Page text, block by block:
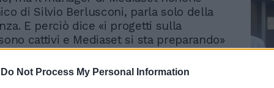
Do Not Process My Personal Information
di Silvio Berlusconi, parla solo della
E perciò dice «i progetti sulla
cattivi e Mediaset si sta preparando»
molto altro. Come a dire che l'aria
nei palazzi governativi romani non è
e gli uffici della più importante rete